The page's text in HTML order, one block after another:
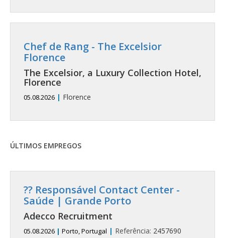
Chef de Rang - The Excelsior
Florence
The Excelsior, a Luxury Collection Hotel,
Florence
05.08.2026 | Florence
ÚLTIMOS EMPREGOS
?? Responsável Contact Center -
Saúde | Grande Porto
Adecco Recruitment
05.08.2026 | Porto, Portugal | Referência: 2457690